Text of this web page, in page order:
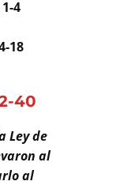
4
18
40
Ley de
al
al